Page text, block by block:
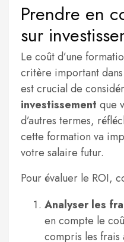
Prendre en
sur
Le coût d’une
critère important
est crucial de
investissement que
d’autres termes,
cette formation va
votre salaire futur.
Pour évaluer le ROI,
Analyser les
en compte le
compris les frais